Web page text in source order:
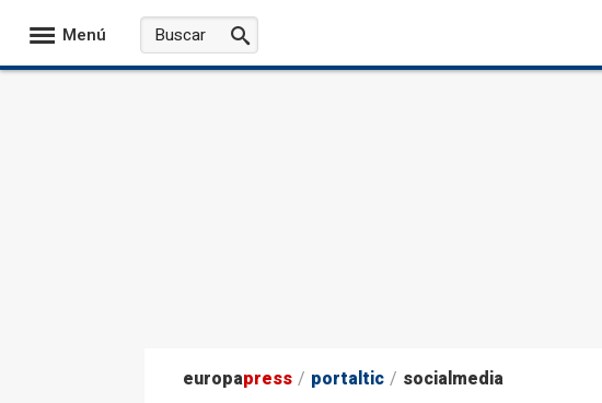
Menú
europapress / portaltic / socialmedia